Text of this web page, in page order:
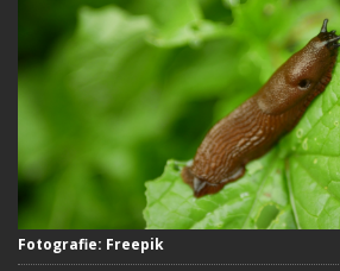
Fotografie: Freepik